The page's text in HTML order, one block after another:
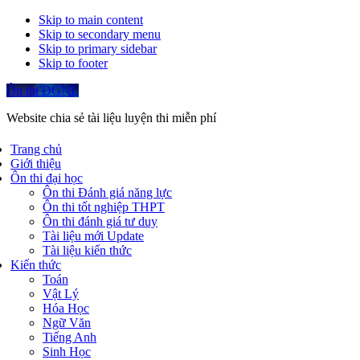
Skip to main content
Skip to secondary menu
Skip to primary sidebar
Skip to footer
Ôn thi ĐGNL
Website chia sẻ tài liệu luyện thi miễn phí
Trang chủ
Giới thiệu
Ôn thi đại học
Ôn thi Đánh giá năng lực
Ôn thi tốt nghiệp THPT
Ôn thi đánh giá tư duy
Tài liệu mới Update
Tài liệu kiến thức
Kiến thức
Toán
Vật Lý
Hóa Học
Ngữ Văn
Tiếng Anh
Sinh Học